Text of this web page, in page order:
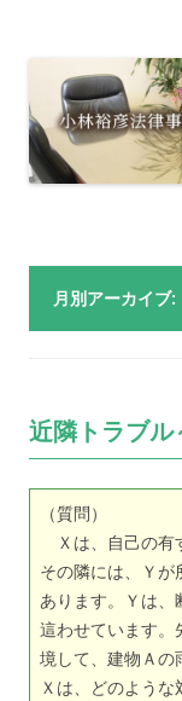
月別アーカイブ:
近隣トラブ
（質問）
Ｘは、自己の有
その隣には、Ｙ
あります。Ｙは、
這わせています。
境して、建物Ａの
Ｘは、どのような